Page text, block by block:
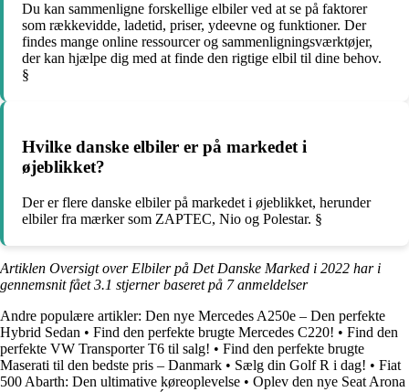
Du kan sammenligne forskellige elbiler ved at se på faktorer
som rækkevidde, ladetid, priser, ydeevne og funktioner. Der
findes mange online ressourcer og sammenligningsværktøjer,
der kan hjælpe dig med at finde den rigtige elbil til dine behov.
§
Hvilke danske elbiler er på markedet i
øjeblikket?
Der er flere danske elbiler på markedet i øjeblikket, herunder
elbiler fra mærker som ZAPTEC, Nio og Polestar. §
Artiklen Oversigt over Elbiler på Det Danske Marked i 2022 har i
gennemsnit fået3.1 stjerner baseret på 7anmeldelser
Andre populære artikler: Den nye Mercedes A250e – Den perfekte
Hybrid Sedan • Find den perfekte brugte Mercedes C220! • Find den
perfekte VW Transporter T6 til salg! • Find den perfekte brugte
Maserati til den bedste pris – Danmark • Sælg din Golf R i dag! • Fiat
500 Abarth: Den ultimative køreoplevelse • Oplev den nye Seat Arona